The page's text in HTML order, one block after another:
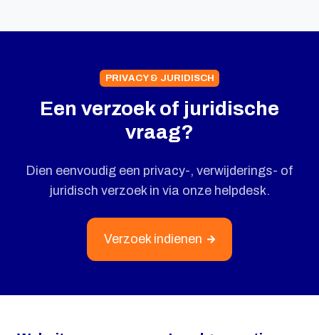
PRIVACY & JURIDISCH
Een verzoek of juridische
vraag?
Dien eenvoudig een privacy-, verwijderings- of
juridisch verzoek in via onze helpdesk.
Verzoek indienen